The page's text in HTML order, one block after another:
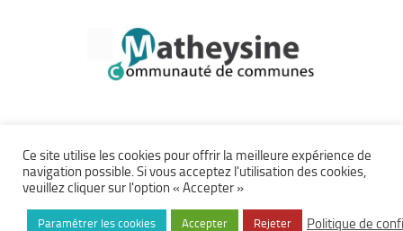
Politique de confidentialité
Archives
Accès Privé
Communauté de Communes de la Matheysine – Site officiel ©
2026.
Créationça manque pas d'air . Développementeyenet
Ce site utilise les cookies pour offrir la meilleure expérience de
navigation possible. Si vous acceptez l'utilisation des cookies,
veuillez cliquer sur l'option « Accepter »
Paramétrer les cookies Accepter Rejeter Politique de